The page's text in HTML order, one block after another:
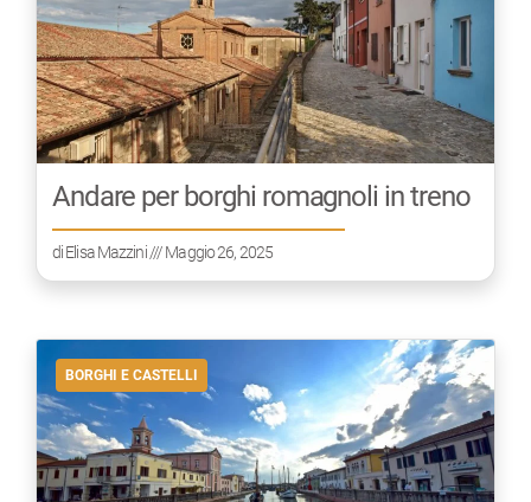
Andare per borghi romagnoli in treno
diElisa Mazzini/// Maggio 26, 2025
BORGHI E CASTELLI